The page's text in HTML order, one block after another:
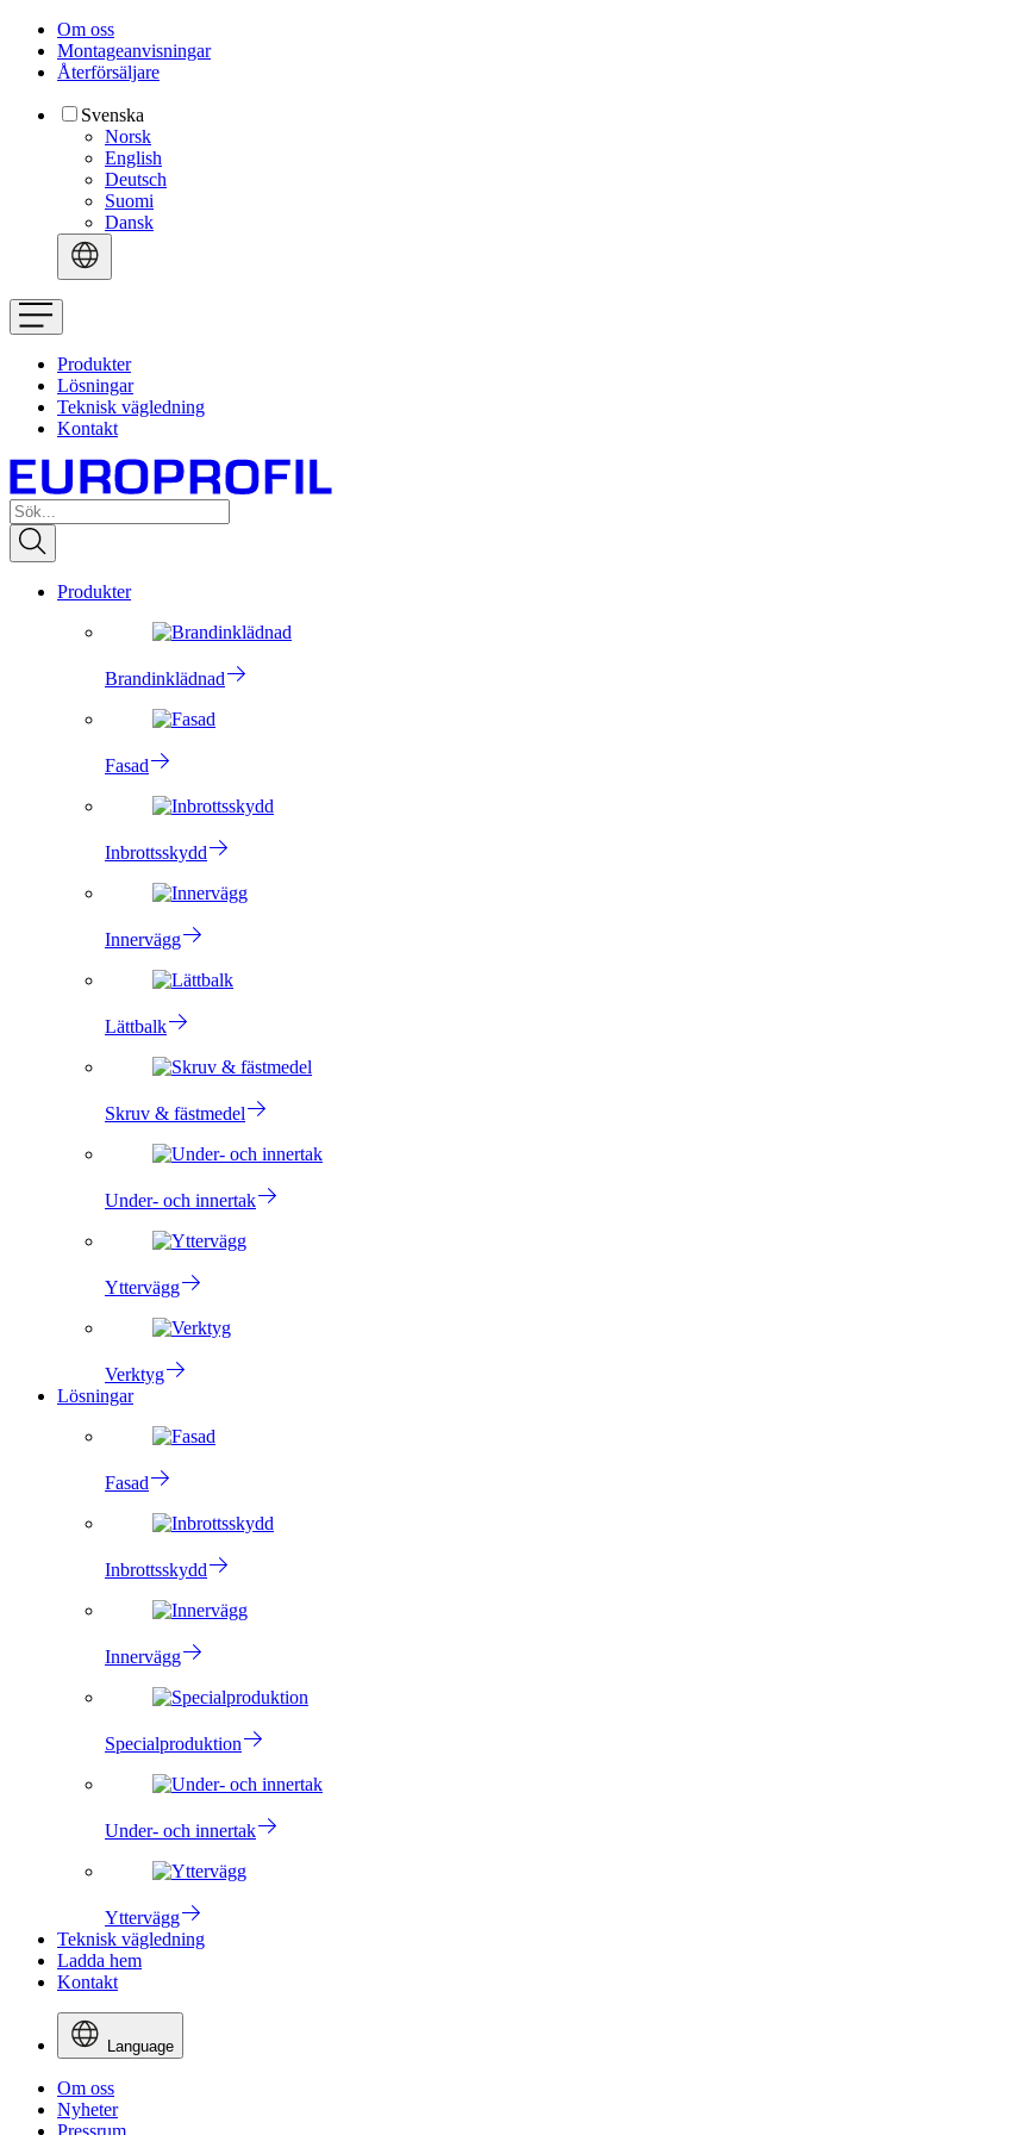
Om oss
Montageanvisningar
Återförsäljare
Svenska
Norsk
English
Deutsch
Suomi
Dansk
Produkter
Lösningar
Teknisk vägledning
Kontakt
Produkter
Brandinklädnad
Fasad
Inbrottsskydd
Innervägg
Lättbalk
Skruv & fästmedel
Under- och innertak
Yttervägg
Verktyg
Lösningar
Fasad
Inbrottsskydd
Innervägg
Specialproduktion
Under- och innertak
Yttervägg
Teknisk vägledning
Ladda hem
Kontakt
Language
Om oss
Nyheter
Pressrum